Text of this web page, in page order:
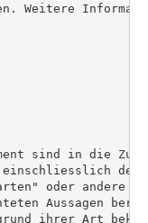
Weitere
sind in die
oder andere
Aussagen
ihrer Art